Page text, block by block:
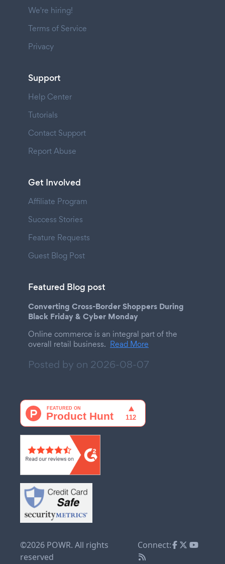
We're hiring!
Terms of Service
Privacy
Support
Help Center
Tutorials
Contact Support
Report Abuse
Get Involved
Affiliate Program
Success Stories
Feature Requests
Guest Blog Post
Featured Blog post
Converting Cross-Border Shoppers During
Black Friday & Cyber Monday
Online commerce is an integral part of the
overall retail business. Read More
Posted by on 2026-08-07
©2026 POWR. All rights
reserved
Connect: